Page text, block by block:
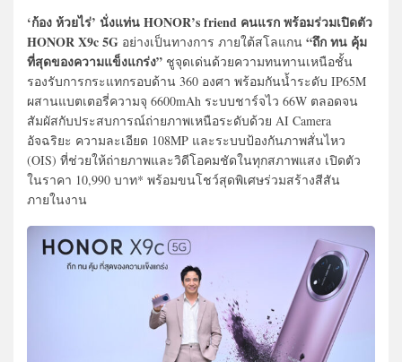
‘ก้อง ห้วยไร่’ นั่งแท่น HONOR’s friend คนแรก พร้อมร่วมเปิดตัว
HONOR X9c 5G อย่างเป็นทางการ ภายใต้สโลแกน “ถึก ทน คุ้ม
ที่สุดของความแข็งแกร่ง” ชูจุดเด่นด้วยความทนทานเหนือชั้น
รองรับการกระแทกรอบด้าน 360 องศา พร้อมกันน้ำระดับ IP65M
ผสานแบตเตอรี่ความจุ 6600mAh ระบบชาร์จไว 66W ตลอดจน
สัมผัสกับประสบการณ์ถ่ายภาพเหนือระดับด้วย AI Camera
อัจฉริยะ ความละเอียด 108MP และระบบป้องกันภาพสั่นไหว
(OIS) ที่ช่วยให้ถ่ายภาพและวิดีโอคมชัดในทุกสภาพแสง เปิดตัว
ในราคา 10,990 บาท* พร้อมขนโชว์สุดพิเศษร่วมสร้างสีสัน
ภายในงาน